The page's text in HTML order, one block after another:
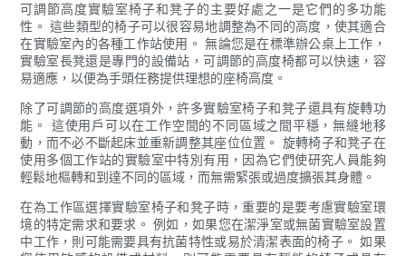
可調節高度實驗室椅子和凳子的主要好處之一是它們的多功能
性。 這些類型的椅子可以很容易地調整為不同的高度，使其適合
在實驗室內的各種工作站使用。 無論您是在標準辦公桌上工作，
實驗室長凳還是專門的設備站，可調節的高度椅都可以快速，容
易適應，以便為手頭任務提供理想的座椅高度。
除了可調節的高度選項外，許多實驗室椅子和凳子還具有旋轉功
能。 這使用戶可以在工作空間的不同區域之間平穩，無縫地移
動，而不必不斷起床並重新調整其座位位置。 旋轉椅子和凳子在
使用多個工作站的實驗室中特別有用，因為它們使研究人員能夠
輕鬆地樞轉和到達不同的區域，而無需緊張或過度擴張其身體。
在為工作區選擇實驗室椅子和凳子時，重要的是要考慮實驗室環
境的特定需求和要求。 例如，如果您在潔淨室或無菌實驗室設置
中工作，則可能需要具有抗菌特性或易於清潔表面的椅子。 如果